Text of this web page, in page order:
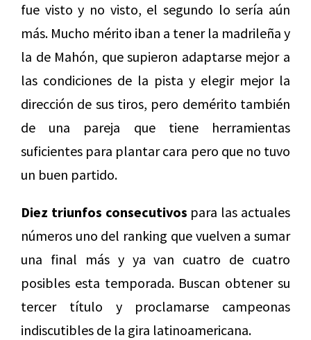
fue visto y no visto, el segundo lo sería aún
más. Mucho mérito iban a tener la madrileña y
la de Mahón, que supieron adaptarse mejor a
las condiciones de la pista y elegir mejor la
dirección de sus tiros, pero demérito también
de una pareja que tiene herramientas
suficientes para plantar cara pero que no tuvo
un buen partido.
Diez triunfos consecutivos para las actuales
números uno del ranking que vuelven a sumar
una final más y ya van cuatro de cuatro
posibles esta temporada. Buscan obtener su
tercer título y proclamarse campeonas
indiscutibles de la gira latinoamericana.